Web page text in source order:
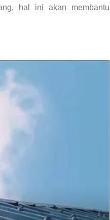
hal ini akan membantu